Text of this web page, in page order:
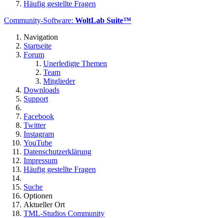
Häufig gestellte Fragen
Community-Software: WoltLab Suite™
Navigation
Startseite
Forum
Unerledigte Themen
Team
Mitglieder
Downloads
Support
Facebook
Twitter
Instagram
YouTube
Datenschutzerklärung
Impressum
Häufig gestellte Fragen
Suche
Optionen
Aktueller Ort
TML-Studios Community